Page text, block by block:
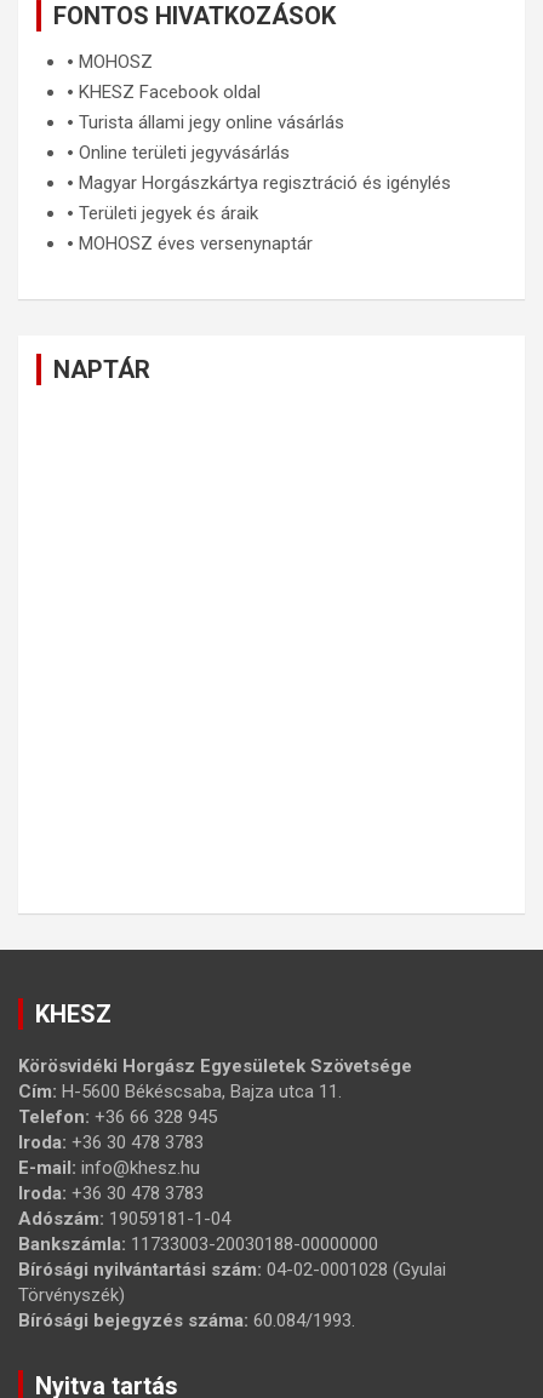
FONTOS HIVATKOZÁSOK
🞄 MOHOSZ
🞄 KHESZ Facebook oldal
🞄 Turista állami jegy online vásárlás
🞄 Online területi jegyvásárlás
🞄 Magyar Horgászkártya regisztráció és igénylés
🞄 Területi jegyek és áraik
🞄 MOHOSZ éves versenynaptár
NAPTÁR
KHESZ
Körösvidéki Horgász Egyesületek Szövetsége
Cím: H-5600 Békéscsaba, Bajza utca 11.
Telefon: +36 66 328 945
Iroda: +36 30 478 3783
E-mail: info@khesz.hu
Iroda: +36 30 478 3783
Adószám: 19059181-1-04
Bankszámla: 11733003-20030188-00000000
Bírósági nyilvántartási szám: 04-02-0001028 (Gyulai
Törvényszék)
Bírósági bejegyzés száma: 60.084/1993.
Nyitva tartás